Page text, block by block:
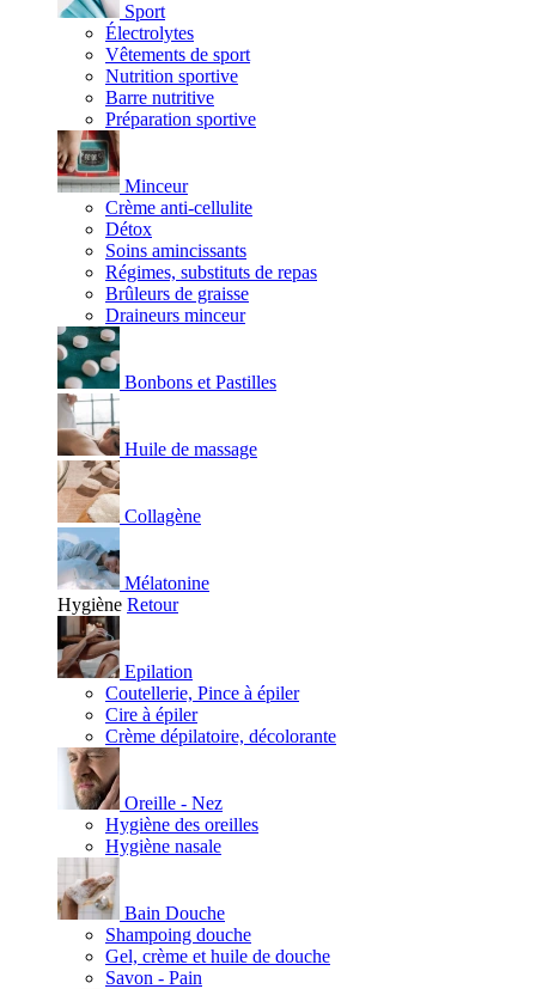
Sport
Électrolytes
Vêtements de sport
Nutrition sportive
Barre nutritive
Préparation sportive
Minceur
Crème anti-cellulite
Détox
Soins amincissants
Régimes, substituts de repas
Brûleurs de graisse
Draineurs minceur
Bonbons et Pastilles
Huile de massage
Collagène
Mélatonine
Hygiène Retour
Epilation
Coutellerie, Pince à épiler
Cire à épiler
Crème dépilatoire, décolorante
Oreille - Nez
Hygiène des oreilles
Hygiène nasale
Bain Douche
Shampoing douche
Gel, crème et huile de douche
Savon - Pain